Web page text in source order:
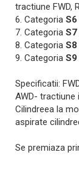
tractiune FWD,
6. Categoria S6
7. Categoria S7
8. Categoria S8
9. Categoria S9
Specificatii:
AWD- tractiune
Cilindreea la
aspirate
Se premiaza